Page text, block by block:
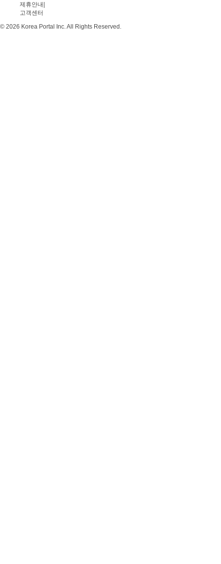
제휴안내
고객센터
© 2026 Korea Portal Inc. All Rights Reserved.